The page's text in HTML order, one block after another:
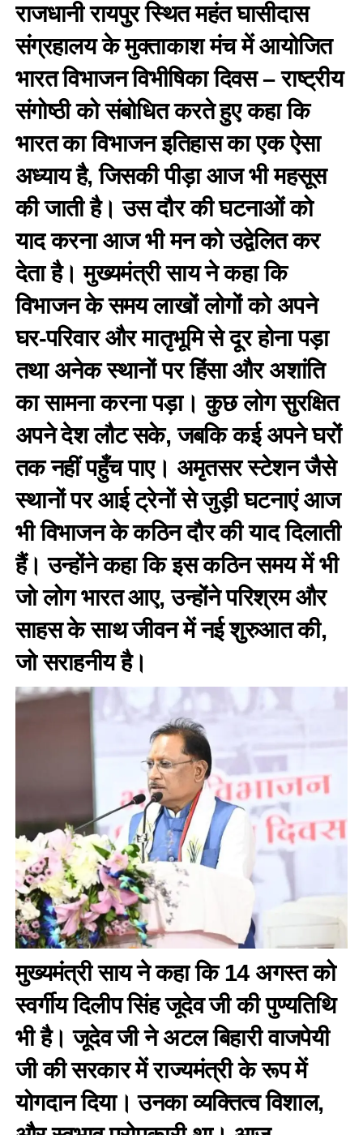
राजधानी रायपुर स्थित महंत घासीदास
संग्रहालय के मुक्ताकाश मंच में आयोजित
भारत विभाजन विभीषिका दिवस – राष्ट्रीय
संगोष्ठी को संबोधित करते हुए कहा कि
भारत का विभाजन इतिहास का एक ऐसा
अध्याय है, जिसकी पीड़ा आज भी महसूस
की जाती है। उस दौर की घटनाओं को
याद करना आज भी मन को उद्वेलित कर
देता है। मुख्यमंत्री साय ने कहा कि
विभाजन के समय लाखों लोगों को अपने
घर-परिवार और मातृभूमि से दूर होना पड़ा
तथा अनेक स्थानों पर हिंसा और अशांति
का सामना करना पड़ा। कुछ लोग सुरक्षित
अपने देश लौट सके, जबकि कई अपने घरों
तक नहीं पहुँच पाए। अमृतसर स्टेशन जैसे
स्थानों पर आई ट्रेनों से जुड़ी घटनाएं आज
भी विभाजन के कठिन दौर की याद दिलाती
हैं। उन्होंने कहा कि इस कठिन समय में भी
जो लोग भारत आए, उन्होंने परिश्रम और
साहस के साथ जीवन में नई शुरुआत की,
जो सराहनीय है।
मुख्यमंत्री साय ने कहा कि 14 अगस्त को
स्वर्गीय दिलीप सिंह जूदेव जी की पुण्यतिथि
भी है। जूदेव जी ने अटल बिहारी वाजपेयी
जी की सरकार में राज्यमंत्री के रूप में
योगदान दिया। उनका व्यक्तित्व विशाल,